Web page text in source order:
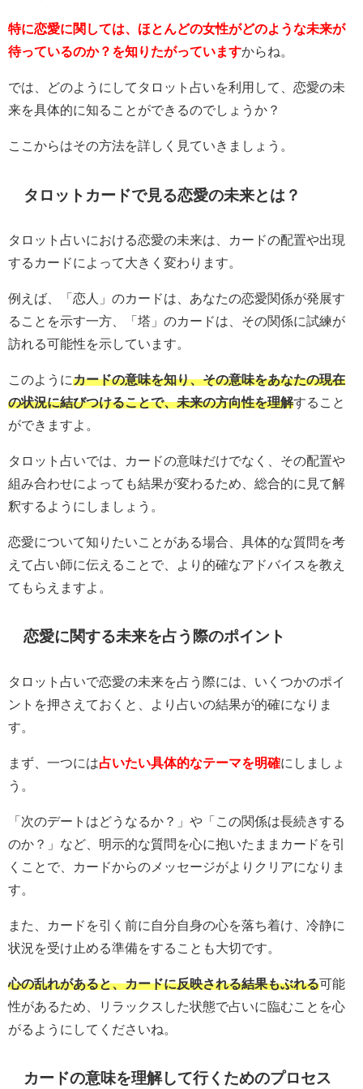
特に恋愛に関しては、ほとんどの女性がどのような未来が
待っているのか？を知りたがっていますからね。
では、どのようにしてタロット占いを利用して、恋愛の未
来を具体的に知ることができるのでしょうか？
ここからはその方法を詳しく見ていきましょう。
タロットカードで見る恋愛の未来とは？
タロット占いにおける恋愛の未来は、カードの配置や出現
するカードによって大きく変わります。
例えば、「恋人」のカードは、あなたの恋愛関係が発展す
ることを示す一方、「塔」のカードは、その関係に試練が
訪れる可能性を示しています。
このようにカードの意味を知り、その意味をあなたの現在
の状況に結びつけることで、未来の方向性を理解すること
ができますよ。
タロット占いでは、カードの意味だけでなく、その配置や
組み合わせによっても結果が変わるため、総合的に見て解
釈するようにしましょう。
恋愛について知りたいことがある場合、具体的な質問を考
えて占い師に伝えることで、より的確なアドバイスを教え
てもらえますよ。
恋愛に関する未来を占う際のポイント
タロット占いで恋愛の未来を占う際には、いくつかのポイ
ントを押さえておくと、より占いの結果が的確になりま
す。
まず、一つには占いたい具体的なテーマを明確にしましょ
う。
「次のデートはどうなるか？」や「この関係は長続きする
のか？」など、明示的な質問を心に抱いたままカードを引
くことで、カードからのメッセージがよりクリアになりま
す。
また、カードを引く前に自分自身の心を落ち着け、冷静に
状況を受け止める準備をすることも大切です。
心の乱れがあると、カードに反映される結果もぶれる可能
性があるため、リラックスした状態で占いに臨むことを心
がるようにしてくださいね。
カードの意味を理解して行くためのプロセス